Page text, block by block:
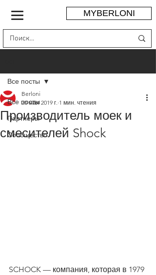
MYBERLONI
Все посты
Партнеры
Сообщество
Все посты
Производитель моек и
смесителей Shock
Berloni
20 мая 2019 г. 1 мин. чтения
SCHOCK — компания, которая в 1979